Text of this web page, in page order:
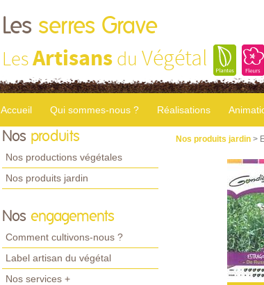
Les serres Grave
LesArtisans du Végétal
Accueil Qui sommes-nous ? Réalisations
Nos produits
Nos productions végétales
Nos produits jardin
Nos engagements
Comment cultivons-nous ?
Label artisan du végétal
Nos services +
Nos produits jardin >